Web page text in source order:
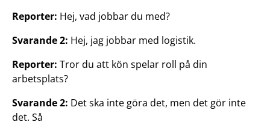
Reporter: Hej, vad jobbar du med?
Svarande 2: Hej, jag jobbar med logistik.
Reporter: Tror du att kön spelar roll på din
arbetsplats?
Svarande 2: Det ska inte göra det, men det gör inte
det. Så